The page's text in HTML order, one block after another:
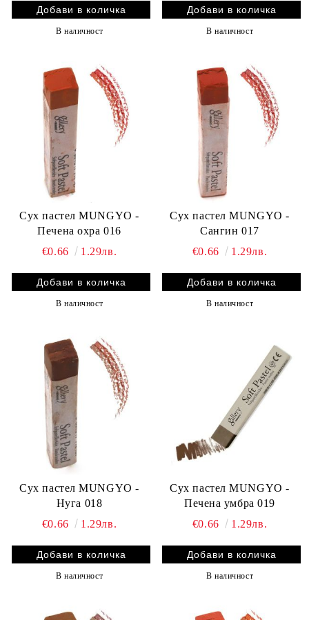
В наличност В наличност
Сух пастел MUNGYO -
Печена охра 016
€0.66
1.29лв.
В наличност
Сух пастел MUNGYO -
Сангин 017
€0.66
1.29лв.
В наличност
Сух пастел MUNGYO -
Нуга 018
€0.66
1.29лв.
В наличност
Сух пастел MUNGYO -
Печена умбра 019
€0.66
1.29лв.
В наличност